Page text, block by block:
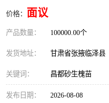
价格： 面议
产品数量： 100000.00个
发货地址： 甘肃省张掖临泽县
关键词： 昌都砂生槐苗
发布日期： 2026-08-08